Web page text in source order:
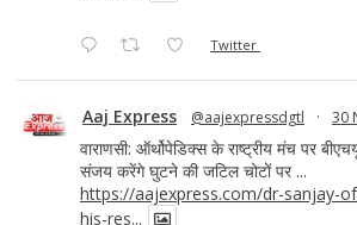
Twitter
Aaj Express @aajexpressdgtl · 30
वाराणसी: ऑर्थोपेडिक्स के राष्ट्रीय मंच पर
संजय करेंगे घुटने की जटिल चोटों पर ...
https://aajexpress.com/dr-sanjay-
his-res...